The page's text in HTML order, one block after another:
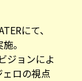
にて、
。
ジョンによ
ロの視点